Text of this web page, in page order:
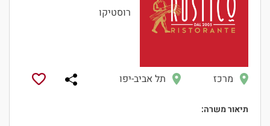
רוסטיקו
מרכז תל אביב-יפו
תיאור משרה: